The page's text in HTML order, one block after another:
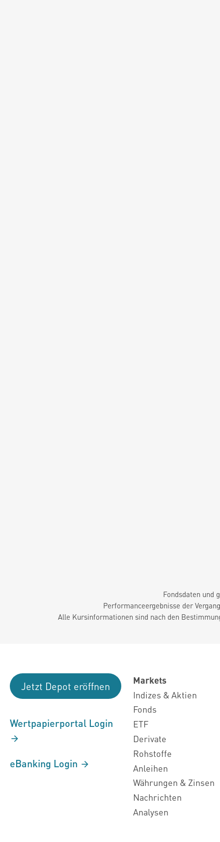
Fondsdaten und
Performanceergebnisse der
Alle Kursinformationen sind nach den
Jetzt Depot eröffnen
Wertpapierportal Login
eBanking Login
Markets
Indizes & Aktien
Fonds
ETF
Derivate
Rohstoffe
Anleihen
Währungen & Zinsen
Nachrichten
Analysen